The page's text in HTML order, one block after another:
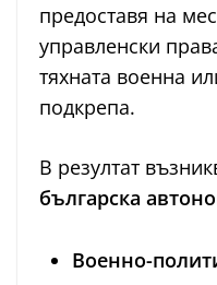
предоставя на
управленски
тяхната военна
подкрепа.
В резултат
българска
Военно-